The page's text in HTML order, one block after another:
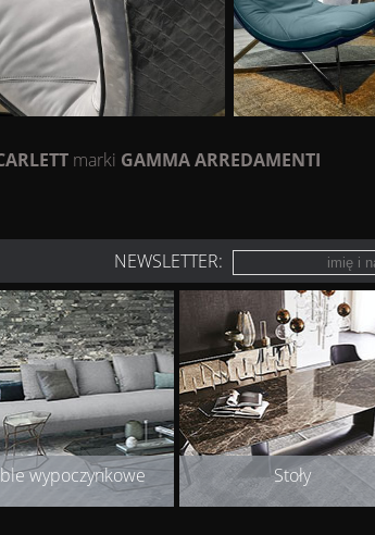
marki GAMMA ARREDAMENTI
NEWSLETTER:
wypoczynkowe Stoły